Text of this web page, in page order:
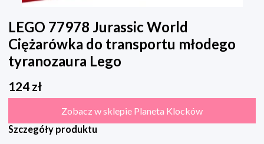
LEGO 77978 Jurassic World
Ciężarówka do transportu młodego
tyranozaura Lego
124 zł
Zobacz w sklepie Planeta Klocków
Szczegóły produktu